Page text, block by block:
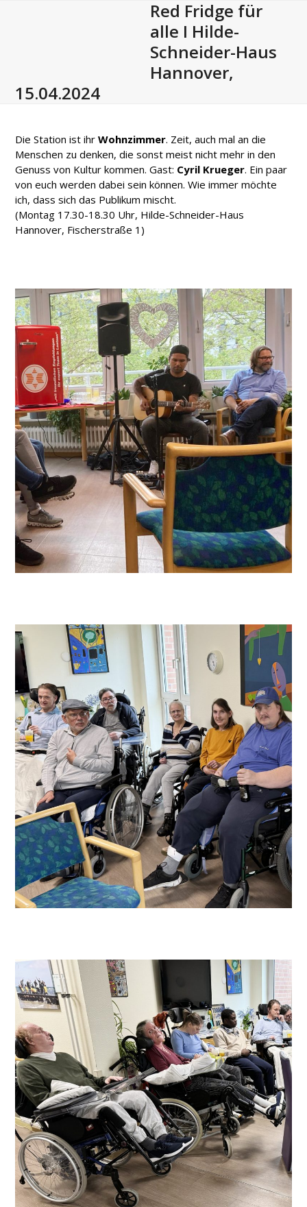
Red Fridge für
alle I Hilde-
Schneider-Haus
Hannover,
15.04.2024
Die Station ist ihrWohnzimmer. Zeit, auch mal an die
Menschen zu denken, die sonst meist nicht mehr in den
Genuss von Kultur kommen. Gast: Cyril Krueger. Ein paar
von euch werden dabei sein können. Wie immer möchte
ich, dass sich das Publikum mischt.
(Montag 17.30-18.30 Uhr, Hilde-Schneider-Haus
Hannover, Fischerstraße 1)